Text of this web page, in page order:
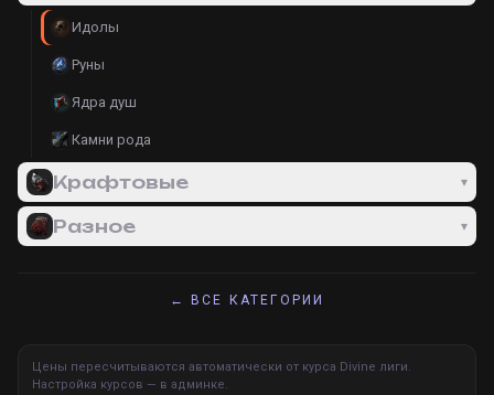
Идолы
Руны
Ядра душ
Камни рода
Крафтовые ▾
Разное ▾
← ВСЕ КАТЕГОРИИ
Цены пересчитываются автоматически от курса Divine лиги.
Настройка курсов — в админке.